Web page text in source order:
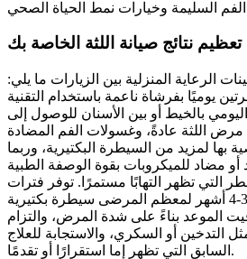
تعظيم نتائج صيانة اللثة الخاصة بك
الرعاية المنزلية بين الزيارات ما يلي:
يوميًا بفرشاة ناعمة باستخدام التقنية
بالخيط أو بين الأسنان للوصول إلى
مرض اللثة عادةً، وغسولات الفم المضادة
بها لمزيد من السيطرة البكتيرية، وربما
أو مضاد للميكروبات بقوة الوصفة الطبية
التي تظهر التهابًا مستمرًا. توفر فترات
المتابعة المثالية كل 3-4 أشهر لمعظم المرضى سيطرة بكتيرية
الموعد بناءً على شدة المرض، والتزام
التدخين أو السكري، والاستجابة للعلاج
السابق التي تظهر إما استقرارًا أو تقدمًا.